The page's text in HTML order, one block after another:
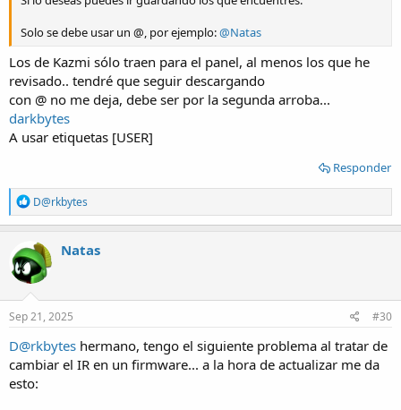
Solo se debe usar un @, por ejemplo:@Natas
Los de Kazmi sólo traen para el panel, al menos los que he
revisado.. tendré que seguir descargando
con @ no me deja, debe ser por la segunda arroba...
darkbytes
A usar etiquetas [USER]
Responder
R
e
a
c
t
i
o
n
s
D@rkbytes
Natas
Sep 21, 2025 #30
D@rkbytes hermano, tengo el siguiente problema al tratar de
cambiar el IR en un firmware... a la hora de actualizar me da
esto: